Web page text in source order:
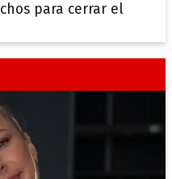
para cerrar el